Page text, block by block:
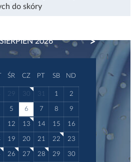
do skóry
2026 NEXT
ŚR CZ PT SB ND
29 30 31 1 2
5 6 7 8 9
12 13 14 15 16
19 20 21 22 23
26 27 28 29 30